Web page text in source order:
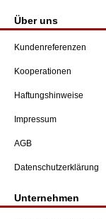
Über uns
Kundenreferenzen
Kooperationen
Haftungshinweise
Impressum
AGB
Datenschutzerklärung
Unternehmen